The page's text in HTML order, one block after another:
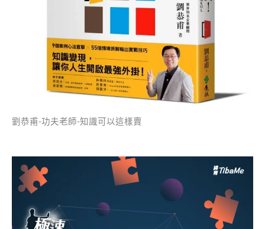
劉恭甫-功夫老師-知識可以這樣賣